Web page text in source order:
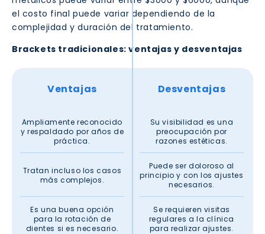
el costo final puede variar dependiendo de la
complejidad y duración del tratamiento.
Brackets tradicionales: ventajas y desventajas
Ventajas Desventajas
Ampliamente reconocido
y respaldado por años de
práctica.
Su visibilidad es una
preocupación por
razones estéticas.
Tratan incluso los casos
más complejos.
Puede ser doloroso al
principio y con los ajustes
necesarios.
Es una buena opción
para la rotación de
dientes si es necesario.
Se requieren visitas
regulares a la clínica
para realizar ajustes.